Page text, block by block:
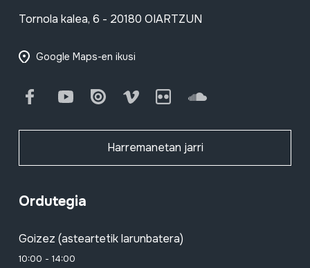
Tornola kalea, 6 - 20180 OIARTZUN
Google Maps-en ikusi
FacebookYoutube Issuu Vimeo Flickr SoundCloud
Harremanetan jarri
Ordutegia
Goizez (asteartetik larunbatera)
10:00 - 14:00